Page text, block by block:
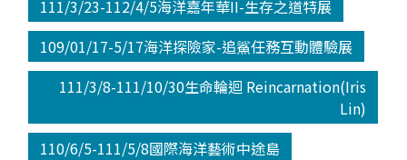
111/3/23-112/4/5海洋嘉年華II-生存之道特展
109/01/17-5/17海洋探險家-追鯊任務互動體驗展
111/3/8-111/10/30生命輪迴 Reincarnation(Iris
Lin)
110/6/5-111/5/8國際海洋藝術中途島